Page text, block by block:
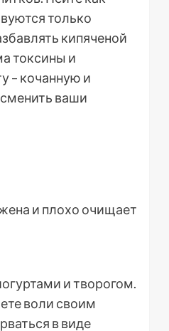
только
кипяченой
токсины и
– кочанную и
ваши
и плохо очищает
и творогом.
воли своим
в виде